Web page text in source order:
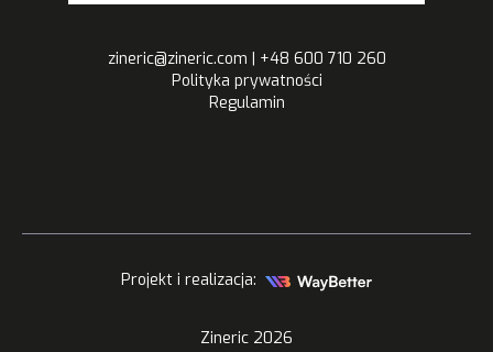
zineric@zineric.com | +48 600 710 260
Polityka prywatności
Regulamin
Projekt i realizacja:
Zineric 2026